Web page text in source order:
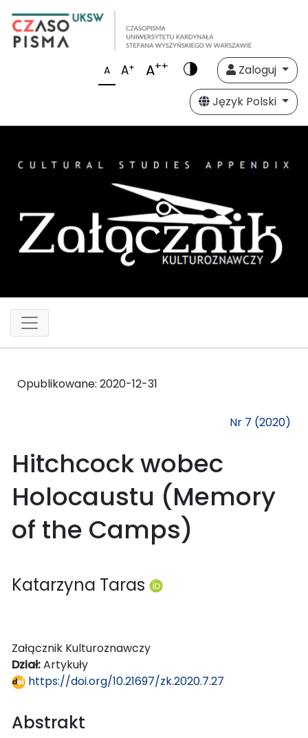
A A+ A++
Zaloguj
Język Polski
Opublikowane: 2020-12-31
Nr 7 (2020)
Hitchcock wobec
Holocaustu (Memory
of the Camps)
Katarzyna Taras
Załącznik Kulturoznawczy
Dział:Artykuły
https://doi.org/10.21697/zk.2020.7.27
Abstrakt